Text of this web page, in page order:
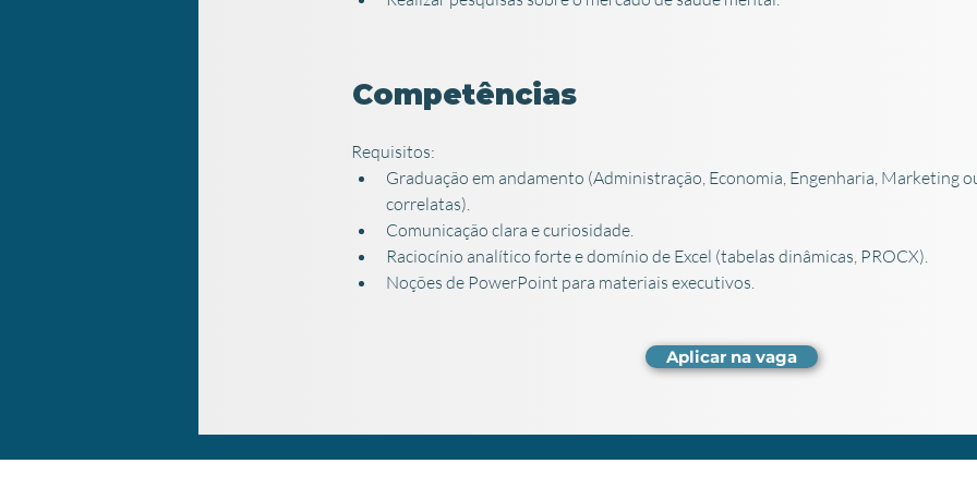
Competências
Requisitos:
Graduação em andamento (Administração, Economia, Engenharia, Marketing
correlatas).
Comunicação clara e curiosidade.
Raciocínio analítico forte e domínio de Excel (tabelas dinâmicas, PROCX).
Noções de PowerPoint para materiais executivos.
Aplicar na vaga